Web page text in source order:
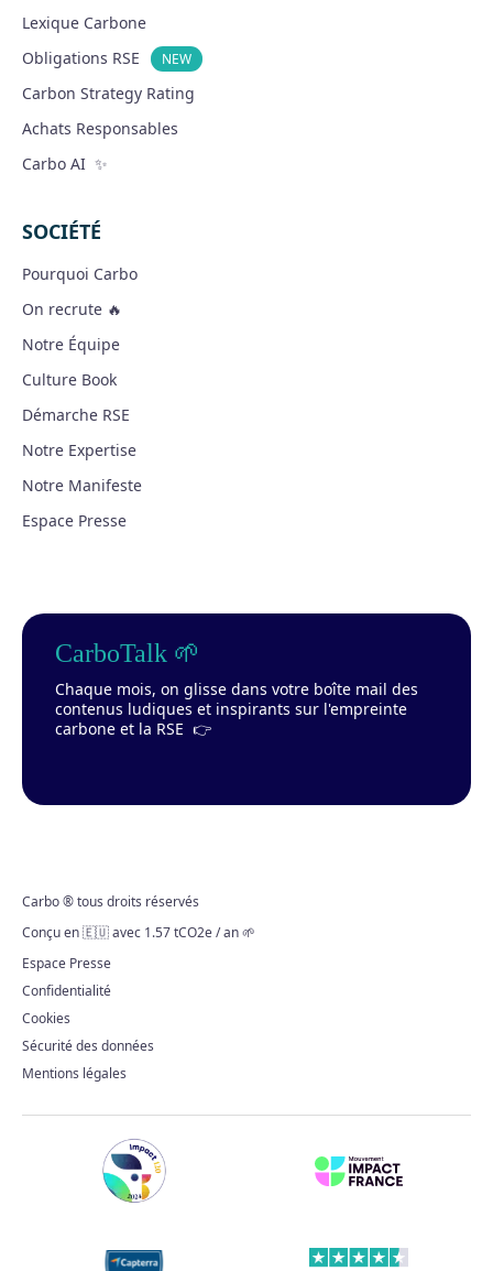
Lexique Carbone
Obligations RSE
NEW
Carbon Strategy Rating
Achats Responsables
Carbo AI ✨
SOCIÉTÉ
Pourquoi Carbo
On recrute 🔥
Notre Équipe
Culture Book
Démarche RSE
Notre Expertise
Notre Manifeste
Espace Presse
CarboTalk 🌱
Chaque mois, on glisse dans votre boîte mail des
contenus ludiques et inspirants sur l'empreinte
carbone et la RSE 👉
Carbo ® tous droits réservés
Conçu en 🇪🇺 avec 1.57 tCO2e / an 🌱
Espace Presse
Confidentialité
Cookies
Sécurité des données
Mentions légales